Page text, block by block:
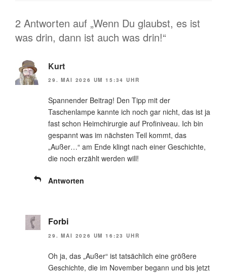
2 Antworten auf „Wenn Du glaubst, es ist
was drin, dann ist auch was drin!“
Kurt
29. MAI 2026 UM 15:34 UHR
Spannender Beitrag! Den Tipp mit der
Taschenlampe kannte ich noch gar nicht, das ist ja
fast schon Heimchirurgie auf Profiniveau. Ich bin
gespannt was im nächsten Teil kommt, das
„Außer…“ am Ende klingt nach einer Geschichte,
die noch erzählt werden will!
Antworten
Forbi
29. MAI 2026 UM 16:23 UHR
Oh ja, das „Außer“ ist tatsächlich eine größere
Geschichte, die im November begann und bis jetzt